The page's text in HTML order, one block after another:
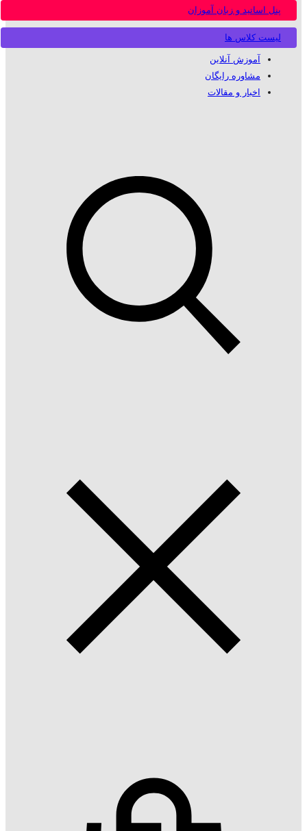
لیست کلاس ها
پنل اساتید و زبان آموزان
آموزش آنلاین
مشاوره رایگان
اخبار و مقالات